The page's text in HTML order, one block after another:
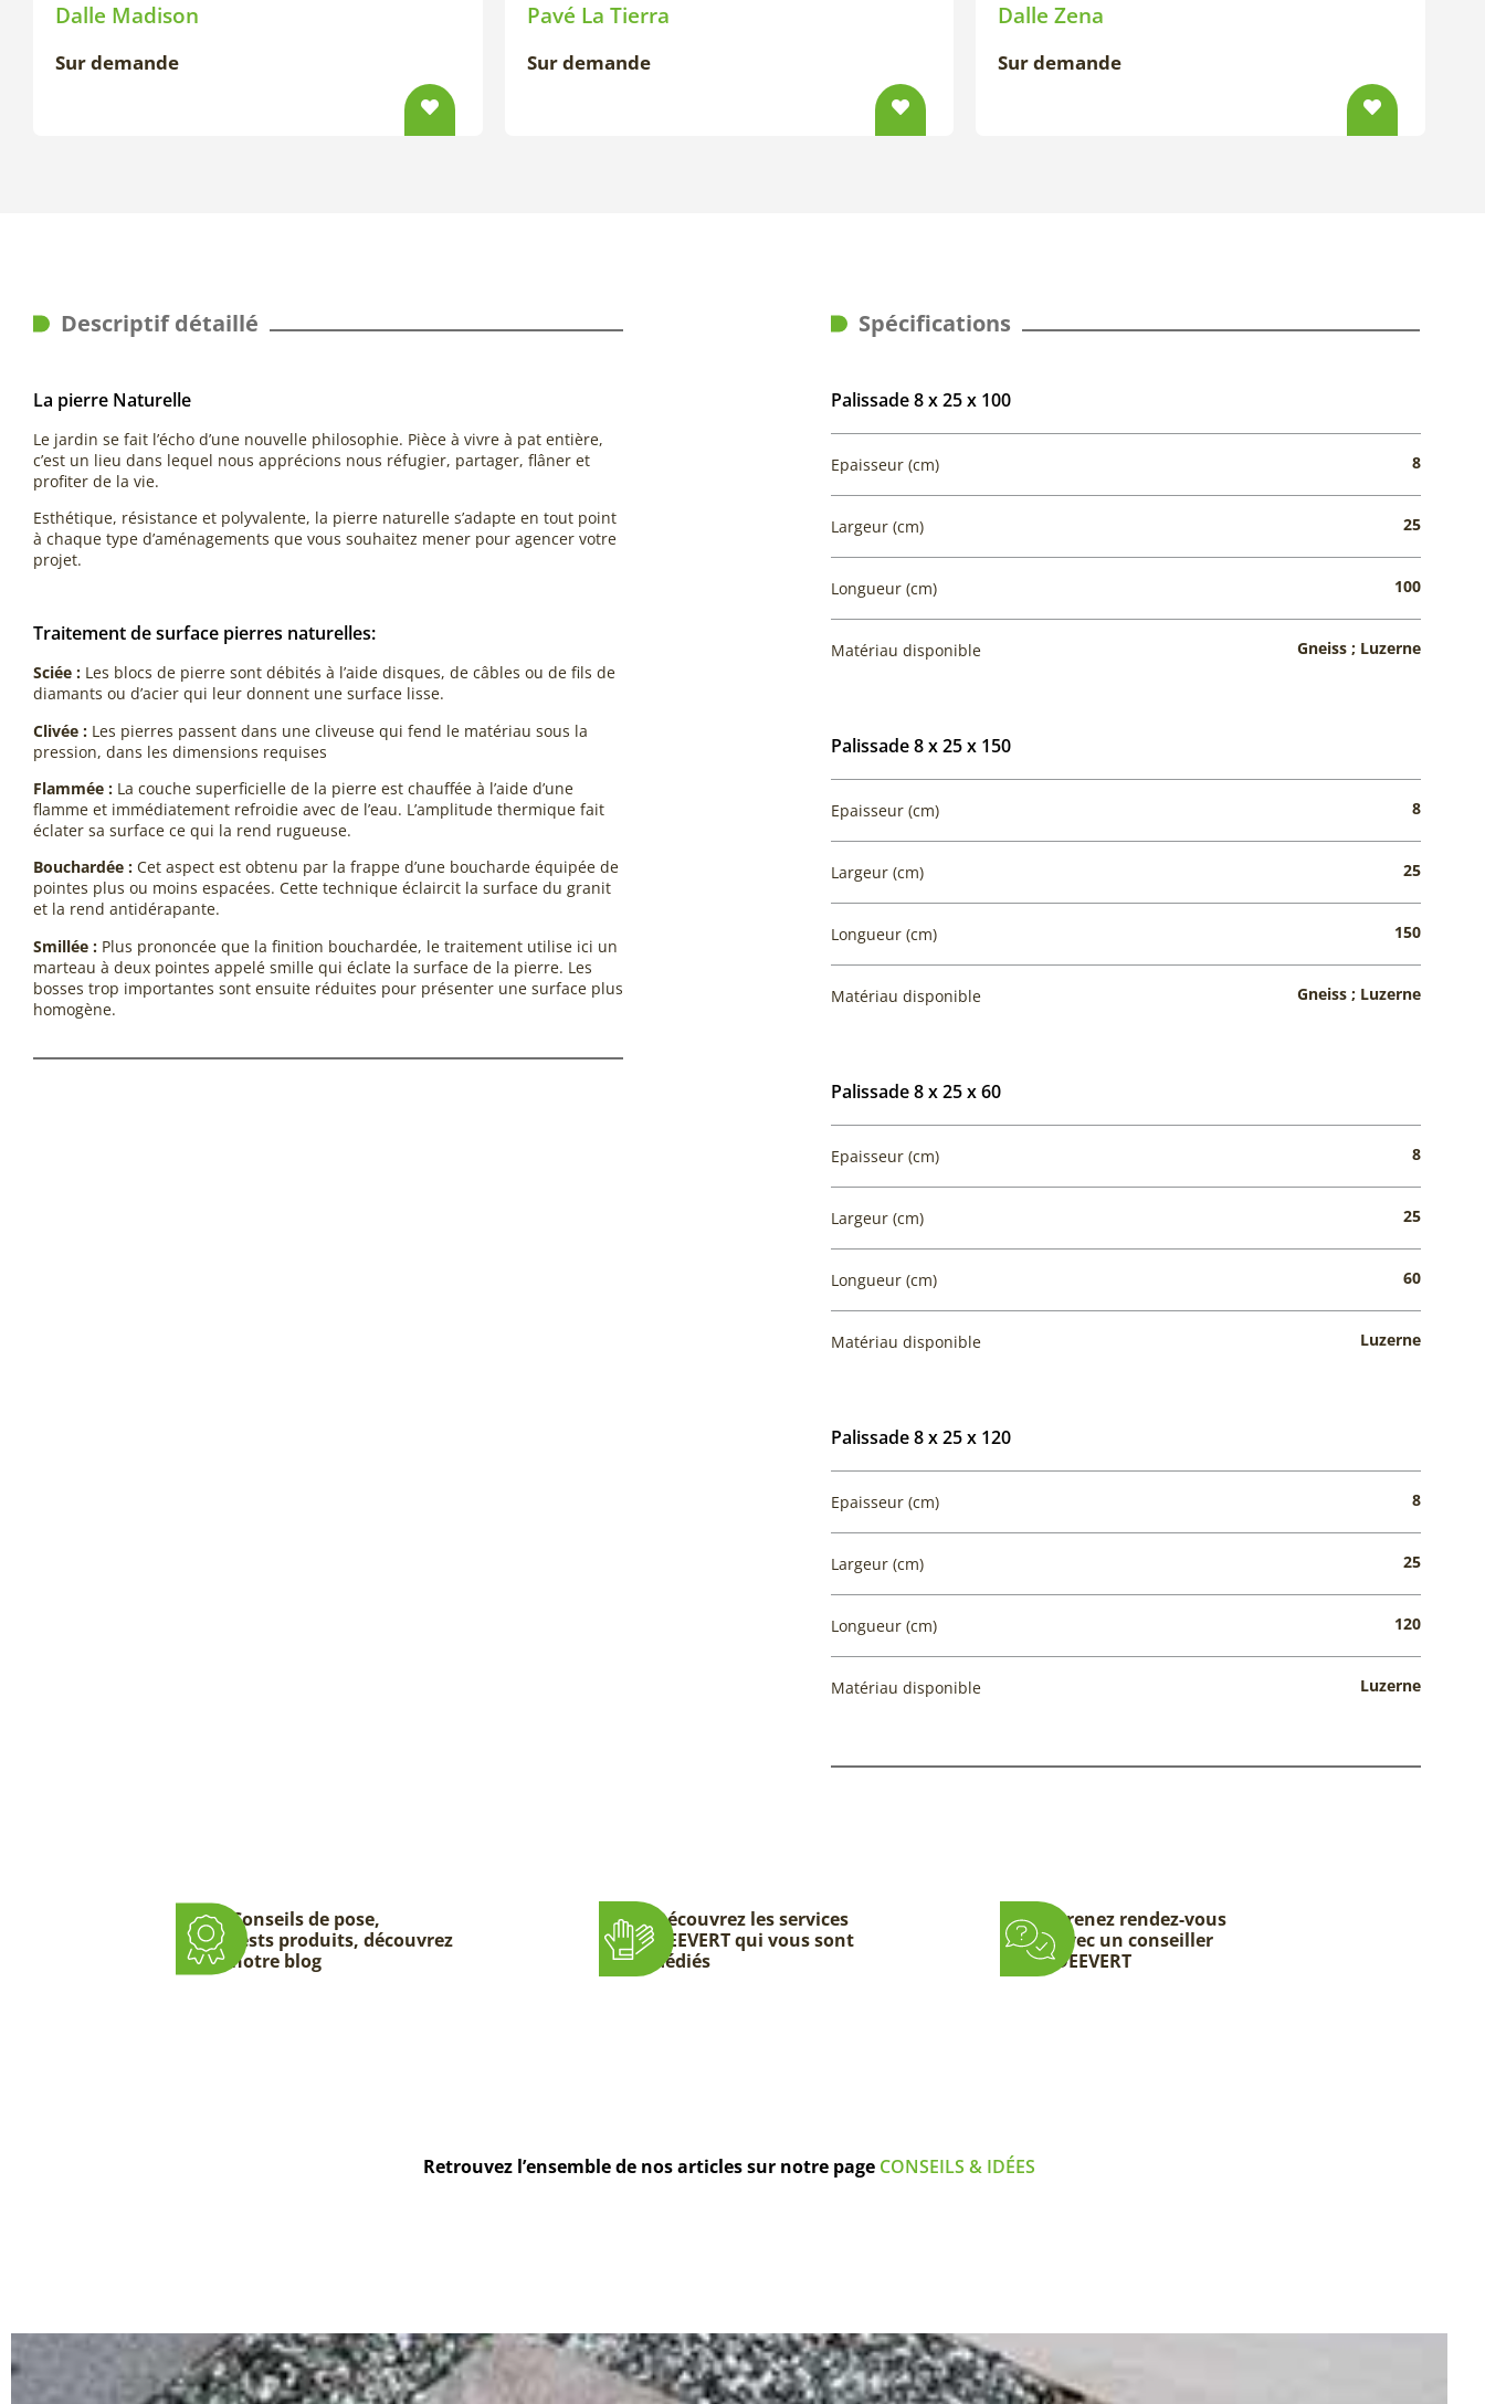
Dalle Madison
Sur demande
Pavé La Tierra
Sur demande
Dalle Zena
Sur demande
Descriptif détaillé
La pierre Naturelle
Le jardin se fait l’écho d’une nouvelle philosophie. Pièce à vivre à pat entière,
c’est un lieu dans lequel nous apprécions nous réfugier, partager, flâner et
profiter de la vie.
Esthétique, résistance et polyvalente, la pierre naturelle s’adapte en tout point
à chaque type d’aménagements que vous souhaitez mener pour agencer votre
projet.
Traitement de surface pierres naturelles:
Sciée : Les blocs de pierre sont débités à l’aide disques, de câbles ou de fils de
diamants ou d’acier qui leur donnent une surface lisse.
Clivée : Les pierres passent dans une cliveuse qui fend le matériau sous la
pression, dans les dimensions requises
Flammée : La couche superficielle de la pierre est chauffée à l’aide d’une
flamme et immédiatement refroidie avec de l’eau. L’amplitude thermique fait
éclater sa surface ce qui la rend rugueuse.
Bouchardée : Cet aspect est obtenu par la frappe d’une boucharde équipée de
pointes plus ou moins espacées. Cette technique éclaircit la surface du granit
et la rend antidérapante.
Smillée : Plus prononcée que la finition bouchardée, le traitement utilise ici un
marteau à deux pointes appelé smille qui éclate la surface de la pierre. Les
bosses trop importantes sont ensuite réduites pour présenter une surface plus
homogène.
Spécifications
Palissade 8 x 25 x 100
Epaisseur (cm) 8
Largeur (cm) 25
Longueur (cm) 100
Matériau disponible Gneiss ; Luzerne
Palissade 8 x 25 x 150
Epaisseur (cm) 8
Largeur (cm) 25
Longueur (cm) 150
Matériau disponible Gneiss ; Luzerne
Palissade 8 x 25 x 60
Epaisseur (cm) 8
Largeur (cm) 25
Longueur (cm) 60
Matériau disponible Luzerne
Palissade 8 x 25 x 120
Epaisseur (cm) 8
Largeur (cm) 25
Longueur (cm) 120
Matériau disponible Luzerne
Conseils de pose,
tests produits, découvrez
notre blog
Découvrez les services
DEEVERT qui vous sont
dédiés
Prenez rendez-vous
avec un conseiller
DEEVERT
Retrouvez l’ensemble de nos articles sur notre page CONSEILS & IDÉES